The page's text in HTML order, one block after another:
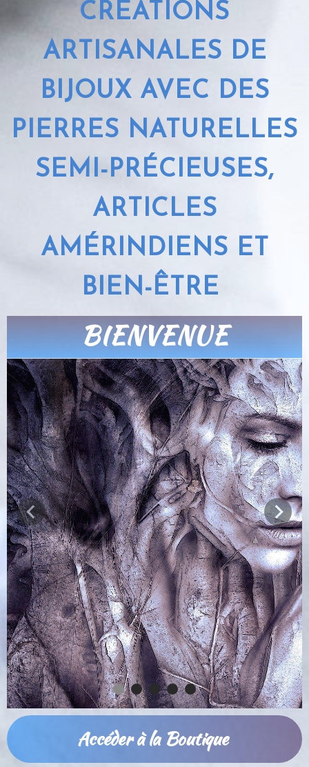
CRÉATIONS
ARTISANALES DE
BIJOUX AVEC DES
PIERRES NATURELLES
SEMI-PRÉCIEUSES,
ARTICLES
AMÉRINDIENS ET
BIEN-ÊTRE
BIENVENUE
Accéder à la Boutique